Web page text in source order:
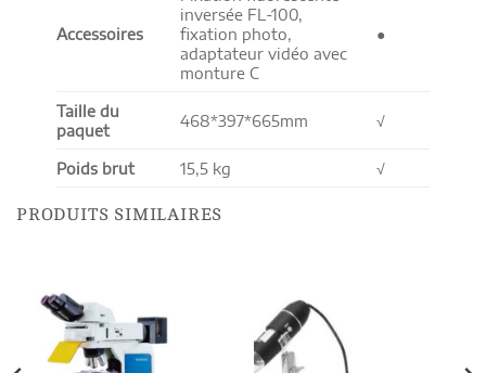
Accessoires
inversée FL-100,
fixation photo,
adaptateur vidéo avec
monture C
●
Taille du
paquet
468*397*665mm √
Poids brut 15,5 kg √
PRODUITS SIMILAIRES